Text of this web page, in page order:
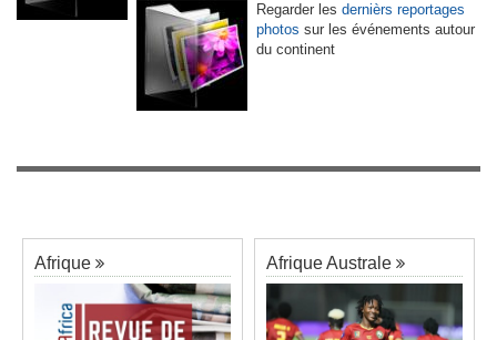
Regarder les dernièrs reportages
photos sur les événements autour
du continent
Afrique Afrique Australe